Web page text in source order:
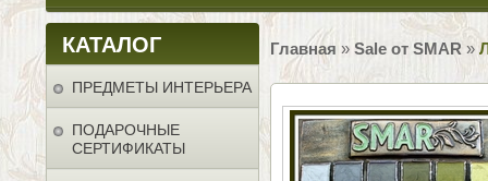
КАТАЛОГ
ПРЕДМЕТЫ ИНТЕРЬЕРА
ПОДАРОЧНЫЕ
СЕРТИФИКАТЫ
Главная » Sale от SMAR »